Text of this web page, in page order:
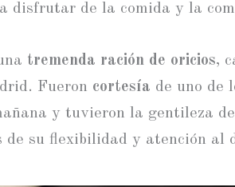
disfrutar de la comida y la
tremenda ración de oricios,
Fueron cortesía de uno de
y tuvieron la gentileza
su flexibilidad y atención al